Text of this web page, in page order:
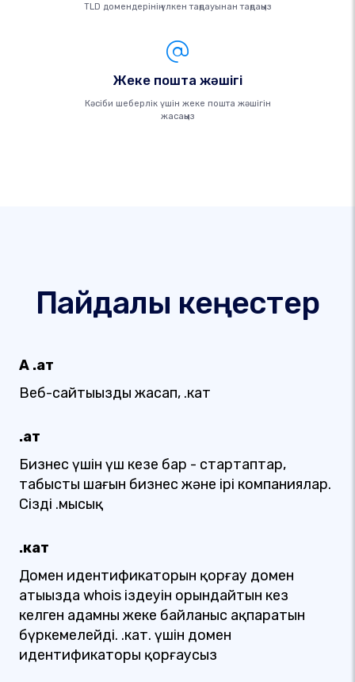
TLD домендерінің үлкен таңдауынан таңдаңыз
Жеке пошта жәшігі
Кәсіби шеберлік үшін жеке пошта жәшігін
жасаңыз
Пайдалы кеңестер
A .қат
Веб-сайтыңызды жасап, .кат
.қат
Бизнес үшін үш кезең бар - стартаптар,
табысты шағын бизнес және ірі компаниялар.
Сіздің .мысық
.кат
Домен идентификаторын қорғау домен
атыңызда whois іздеуін орындайтын кез
келген адамның жеке байланыс ақпаратын
бүркемелейді. .кат. үшін домен
идентификаторы қорғаусыз